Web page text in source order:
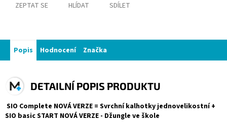
ZEPTAT SE HLÍDAT SDÍLET
Popis Hodnocení Značka
DETAILNÍ POPIS PRODUKTU
SIO Complete NOVÁ VERZE = Svrchní kalhotky jednovelikostní +
SIO basic START NOVÁ VERZE - Džungle ve škole